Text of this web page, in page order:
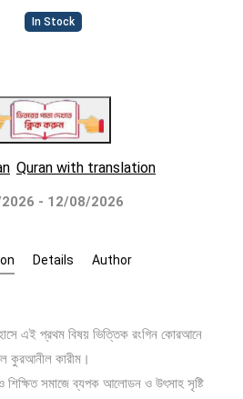
In Stock
Quran with translation
- 12/08/2026
Details Author
এই প্রথম বিষয় ভিত্তিক রংগিন কোরআনে
কুরআনীল কারীম।
শিক্ষিত সমাজে ব্যপক আলোডন ও উৎসাহ সৃষ্টি